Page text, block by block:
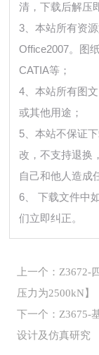
清，下载后解压
3、本站所有资
Office2007。图
CATIA等；
4、本站所有图
或其他用途；
5、本站不保证
改，不支持退换
自己和他人造成
6、 下载文件中
们立即纠正。
上一个：
压力为2500kN】
下一个：Z3675-
设计及仿真研究